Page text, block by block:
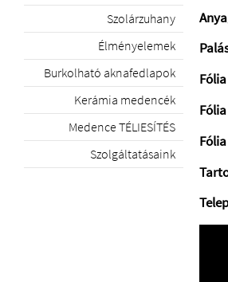
Szolárzuhany
Élményelemek
Burkolható aknafedlapok
Kerámia medencék
Medence TÉLIESÍTÉS
Szolgáltatásaink